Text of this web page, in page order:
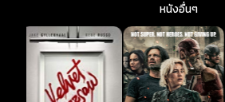
หนังอื่นๆ